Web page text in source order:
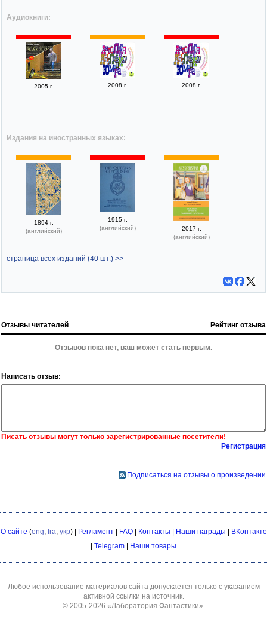
Аудиокниги:
2005 г. 2008 г. 2008 г.
Издания на иностранных языках:
1894 г.
(английский)
1915 г.
(английский)
2017 г.
(английский)
страница всех изданий (40 шт.) >>
Отзывы читателей Рейтинг отзыва
Отзывов пока нет, ваш может стать первым.
Написать отзыв:
Писать отзывы могут только зарегистрированные посетители!
Регистрация
Подписаться на отзывы о произведении
О сайте (eng, fra, укр) | Регламент| FAQ| Контакты Наши награды
ВКонтакте
Telegram Наши товары
Любое использование материалов сайта допускается только с указанием
активной ссылки на источник.
© 2005-2026 «Лаборатория Фантастики».